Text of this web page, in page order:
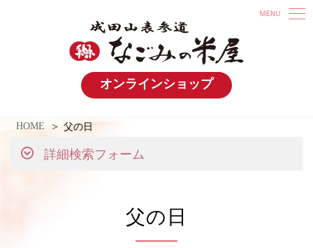
オンラインショップ
HOME 父の日
詳細検索フォーム
父の日